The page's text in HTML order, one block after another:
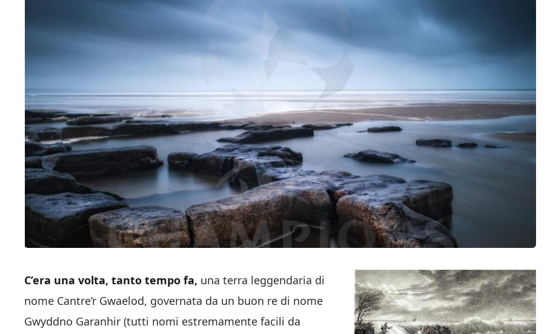
C’era una volta, tanto tempo fa, una terra leggendaria di
nome Cantre’r Gwaelod, governata da un buon re di nome
Gwyddno Garanhir (tutti nomi estremamente facili da